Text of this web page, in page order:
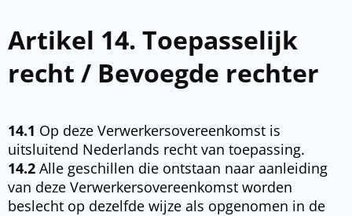
Artikel 14. Toepasselijk
recht / Bevoegde rechter
14.1 Op deze Verwerkersovereenkomst is
uitsluitend Nederlands recht van toepassing.
14.2 Alle geschillen die ontstaan naar aanleiding
van deze Verwerkersovereenkomst worden
beslecht op dezelfde wijze als opgenomen in de